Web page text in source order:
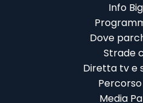
Info
Dove
Strade
Diretta tv e
Media